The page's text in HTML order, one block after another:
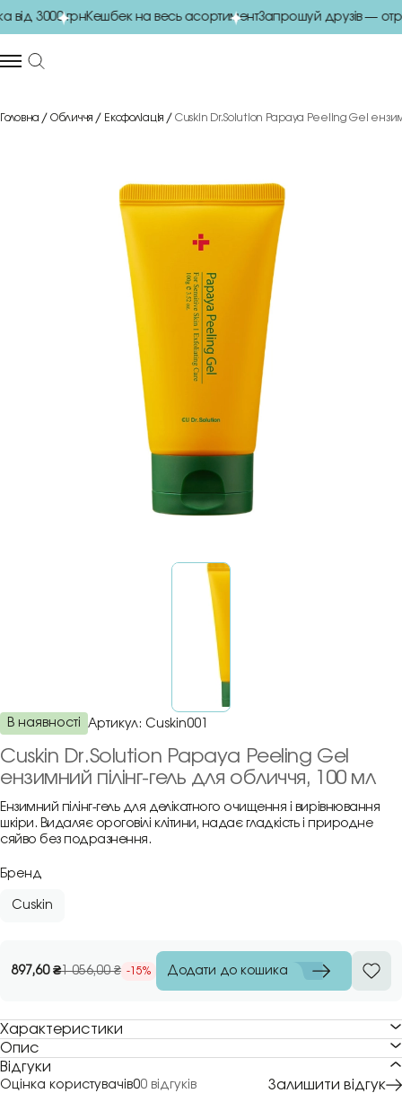
3000 грнКешбек на весь асортиментЗапрошуй друзів —
Головна Обличчя Ексфоліація Cuskin Dr.Solution Papaya Peeling Gel
В наявності Артикул: Cuskin001
Cuskin Dr.Solution Papaya Peeling Gel
ензимний пілінг-гель для обличчя, 100 мл
Ензимний пілінг-гель для делікатного очищення і вирівнювання
шкіри. Видаляє ороговілі клітини, надає гладкість і природне
сяйво без подразнення.
Бренд
Cuskin
897,60₴1 056,00₴ -15% Додати до кошика
Характеристики
Опис
Відгуки
Оцінка користувачів00 відгуків Залишити відгук